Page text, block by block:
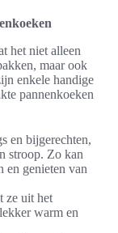
het niet alleen
maar ook
enkele handige
pannenkoeken
en bijgerechten,
stroop. Zo kan
en genieten van
ze uit het
warm en